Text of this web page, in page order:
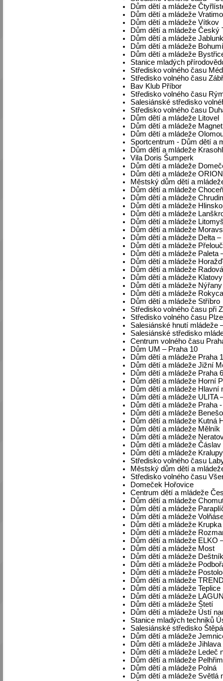
Dům dětí a mládeže
Dům dětí a mládeže
Dům dětí a mládeže Vítkov
Dům dětí a mládeže Český
Dům dětí a mládeže
Dům dětí a mládeže
Dům dětí a mládeže
Stanice mladých
Středisko volného času
Středisko volného času
Bav Klub Příbor
Středisko volného času
Salesiánské středisko
Středisko volného času
Dům dětí a mládeže Litovel
Dům dětí a mládeže
Dům dětí a mládeže
Sportcentrum - Dům dětí a
Dům dětí a mládeže
Vila Doris Šumperk
Dům dětí a mládeže
Dům dětí a mládeže
Městský dům dětí a
Dům dětí a mládeže Choceň
Dům dětí a mládeže
Dům dětí a mládeže
Dům dětí a mládeže
Dům dětí a mládeže
Dům dětí a mládeže
Dům dětí a mládeže Delta
Dům dětí a mládeže Přelouč
Dům dětí a mládeže Paleta
Dům dětí a mládeže
Dům dětí a mládeže
Dům dětí a mládeže Klatovy
Dům dětí a mládeže Nýřany
Dům dětí a mládeže
Dům dětí a mládeže Stříbro
Středisko volného času při
Středisko volného času
Salesiánské hnutí mládeže
Salesiánské středisko
Centrum volného času
Dům UM – Praha 10
Dům dětí a mládeže Praha
Dům dětí a mládeže Jižní
Dům dětí a mládeže Praha 6
Dům dětí a mládeže Horní
Dům dětí a mládeže Hlavní
Dům dětí a mládeže ULITA
Dům dětí a mládeže Praha
Dům dětí a mládeže
Dům dětí a mládeže Kutná
Dům dětí a mládeže Mělník
Dům dětí a mládeže
Dům dětí a mládeže Čáslav
Dům dětí a mládeže
Středisko volného času
Městský dům dětí a
Středisko volného času
Domeček Hořovice
Centrum dětí a mládeže
Dům dětí a mládeže
Dům dětí a mládeže
Dům dětí a mládeže
Dům dětí a mládeže Krupka
Dům dětí a mládeže
Dům dětí a mládeže ELKO
Dům dětí a mládeže Most
Dům dětí a mládeže
Dům dětí a mládeže
Dům dětí a mládeže
Dům dětí a mládeže
Dům dětí a mládeže Teplice
Dům dětí a mládeže
Dům dětí a mládeže Štetí
Dům dětí a mládeže Ústí
Stanice mladých techniků
Salesiánské středisko
Dům dětí a mládeže
Dům dětí a mládeže Jihlava
Dům dětí a mládeže Ledeč
Dům dětí a mládeže
Dům dětí a mládeže Polná
Dům dětí a mládeže Světlá